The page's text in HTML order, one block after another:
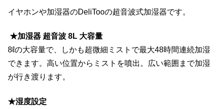
イヤホンや加湿器のDeliTooの超音波式加湿器です。
★加湿器 超音波 8L 大容量
8ℓの大容量で、しかも超微細ミストで最大48時間連続加湿
できます。高い位置からミストを噴出。広い範囲まで加湿
が行き渡ります。
★湿度設定